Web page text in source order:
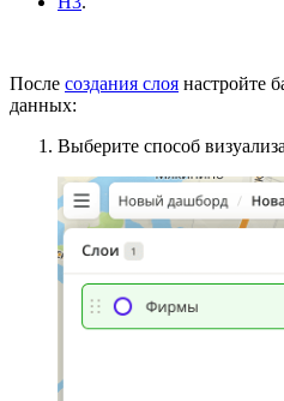
После создания слоя настройте
данных:
Выберите способ